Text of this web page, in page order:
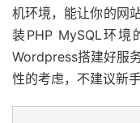
机环境，能让你的网
装PHP MySQL环
Wordpress搭建好服
性的考虑，不建议新